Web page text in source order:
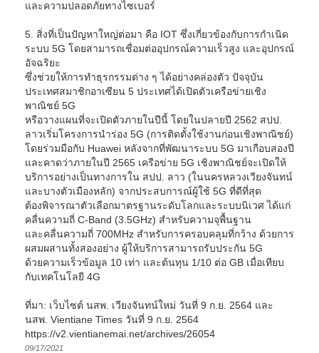
และความปลอดภัยทางไซเบอร์
5. สิ่งที่เป็นปัญหาใหญ่ต่อมา คือ IOT ซึ่งเกี่ยวข้องกับการกำเนิด
ระบบ 5G โดยสามารถเชื่อมต่ออุปกรณ์ความเร็วสูง และอุปกรณ์
อัจฉริยะ
ซึ่งช่วยให้การทำธุรกรรมต่าง ๆ ได้อย่างคล่องตัว ปัจจุบัน
ประเทศสมาชิกอาเซียน 5 ประเทศได้เปิดตัวเครือข่ายเชิง
พาณิชย์ 5G
หรือวางแผนที่จะเปิดตัวภายในปีนี้ โดยในปลายปี 2562 สปป.
ลาวเริ่มโครงการนำร่อง 5G (การติดตั้งใช้งานก่อนเชิงพาณิชย์)
โดยร่วมมือกับ Huawei หลังจากที่พัฒนาระบบ 5G มาเกือบสองปี
และคาดว่าภายในปี 2565 เครือข่าย 5G เชิงพาณิชย์จะเปิดให้
บริการอย่างเป็นทางการใน สปป. ลาว (ในนครหลวงเวียงจันทน์
และบางตัวเมืองหลัก) จากประสบการณ์ผู้ใช้ 5G ที่ดีที่สุด
ต้องพิจารณาตัวเลือกมาตรฐานระดับโลกและระบบนิเวศ ได้แก่
คลื่นความถี่ C-Band (3.5GHz) สำหรับความจุพื้นฐาน
และคลื่นความถี่ 700MHz สำหรับการครอบคลุมที่กว้าง ด้วยการ
ผสมผสานทั้งสองอย่าง ผู้ให้บริการสามารถรับประกัน 5G
ด้วยความเร็วข้อมูล 10 เท่า และต้นทุน 1/10 ต่อ GB เมื่อเทียบ
กับเทคโนโลยี 4G
ที่มา: เว็บไซต์ นสพ. เวียงจันทน์ใหม่ วันที่ 9 ก.ย. 2564 และ
นสพ. Vientiane Times วันที่ 9 ก.ย. 2564
https://v2.vientianemai.net/archives/26054
09/17/2021